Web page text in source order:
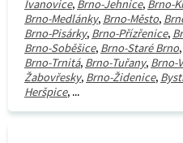
Ivanovice, Brno-Jehnice, Brno-
Brno-Medlánky, Brno-Město,
Brno-Pisárky, Brno-Přízřenice,
Brno-Soběšice, Brno-Staré Brno,
Brno-Trnitá, Brno-Tuřany, Brno-
Žabovřesky, Brno-Židenice,
Heršpice, ...